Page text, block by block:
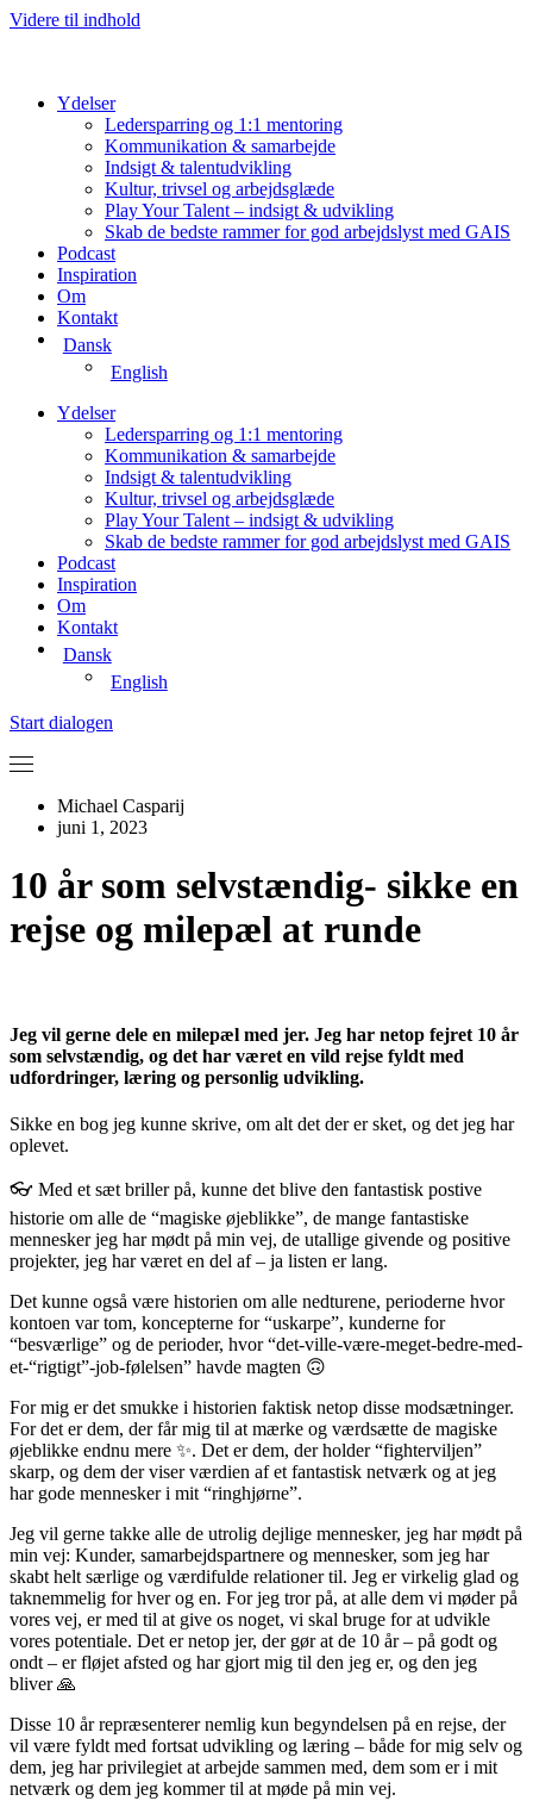
Videre til indhold
Ydelser
Ledersparring og 1:1 mentoring
Kommunikation & samarbejde
Indsigt & talentudvikling
Kultur, trivsel og arbejdsglæde
Play Your Talent – indsigt & udvikling
Skab de bedste rammer for god arbejdslyst med GAIS
Podcast
Inspiration
Om
Kontakt
Dansk
English
Ydelser
Ledersparring og 1:1 mentoring
Kommunikation & samarbejde
Indsigt & talentudvikling
Kultur, trivsel og arbejdsglæde
Play Your Talent – indsigt & udvikling
Skab de bedste rammer for god arbejdslyst med GAIS
Podcast
Inspiration
Om
Kontakt
Dansk
English
Start dialogen
Michael Casparij
juni 1, 2023
10 år som selvstændig- sikke en
rejse og milepæl at runde
Jeg vil gerne dele en milepæl med jer. Jeg har netop fejret 10 år
som selvstændig, og det har været en vild rejse fyldt med
udfordringer, læring og personlig udvikling.
Sikke en bog jeg kunne skrive, om alt det der er sket, og det jeg har
oplevet.
👓 Med et sæt briller på, kunne det blive den fantastisk postive
historie om alle de “magiske øjeblikke”, de mange fantastiske
mennesker jeg har mødt på min vej, de utallige givende og positive
projekter, jeg har været en del af – ja listen er lang.
Det kunne også være historien om alle nedturene, perioderne hvor
kontoen var tom, koncepterne for “uskarpe”, kunderne for
“besværlige” og de perioder, hvor “det-ville-være-meget-bedre-med-
et-“rigtigt”-job-følelsen” havde magten 🙃
For mig er det smukke i historien faktisk netop disse modsætninger.
For det er dem, der får mig til at mærke og værdsætte de magiske
øjeblikke endnu mere ✨. Det er dem, der holder “fighterviljen”
skarp, og dem der viser værdien af et fantastisk netværk og at jeg
har gode mennesker i mit “ringhjørne”.
Jeg vil gerne takke alle de utrolig dejlige mennesker, jeg har mødt på
min vej: Kunder, samarbejdspartnere og mennesker, som jeg har
skabt helt særlige og værdifulde relationer til. Jeg er virkelig glad og
taknemmelig for hver og en. For jeg tror på, at alle dem vi møder på
vores vej, er med til at give os noget, vi skal bruge for at udvikle
vores potentiale. Det er netop jer, der gør at de 10 år – på godt og
ondt – er fløjet afsted og har gjort mig til den jeg er, og den jeg
bliver 🙏
Disse 10 år repræsenterer nemlig kun begyndelsen på en rejse, der
vil være fyldt med fortsat udvikling og læring – både for mig selv og
dem, jeg har privilegiet at arbejde sammen med, dem som er i mit
netværk og dem jeg kommer til at møde på min vej.